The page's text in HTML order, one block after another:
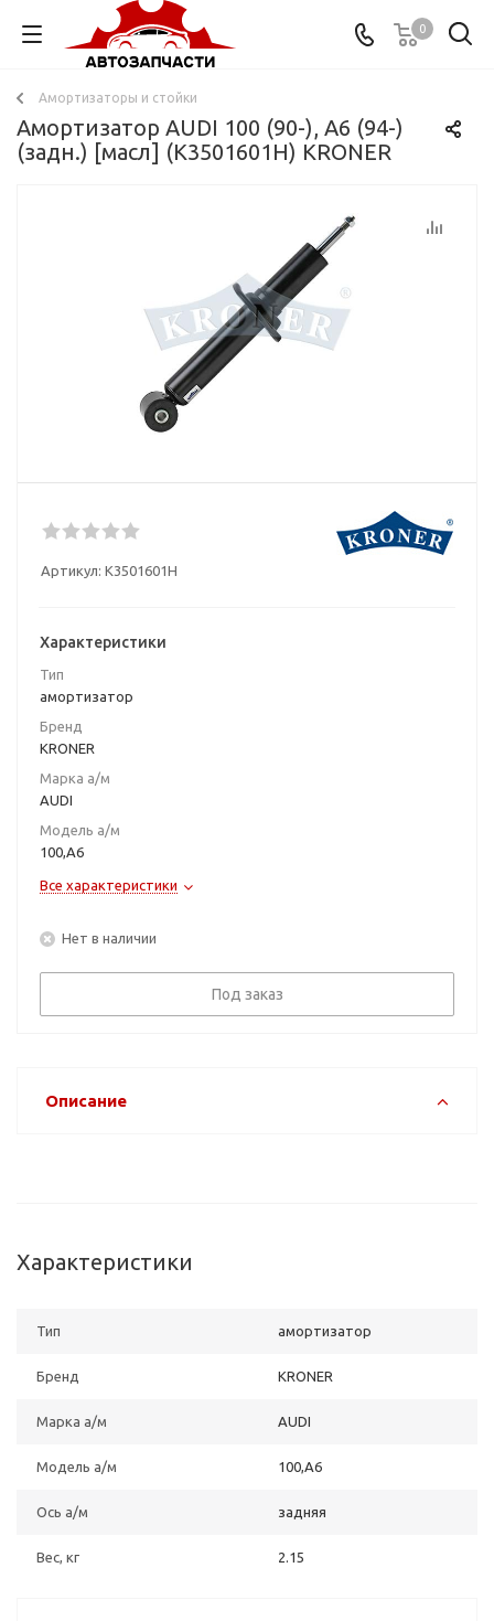
0
Амортизаторы и стойки
Амортизатор AUDI 100 (90-), A6 (94-)
(задн.) [масл] (K3501601H) KRONER
Артикул: K3501601H
Характеристики
Тип
амортизатор
Бренд
KRONER
Марка а/м
AUDI
Модель а/м
100,A6
Все характеристики
Нет в наличии
Под заказ
Описание
Характеристики
Тип амортизатор
Бренд KRONER
Марка а/м AUDI
Модель а/м 100,A6
Ось а/м задняя
Вес, кг 2.15